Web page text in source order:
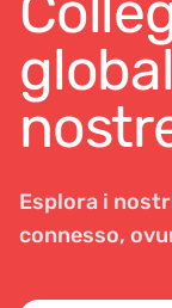
Esplora i
connesso,